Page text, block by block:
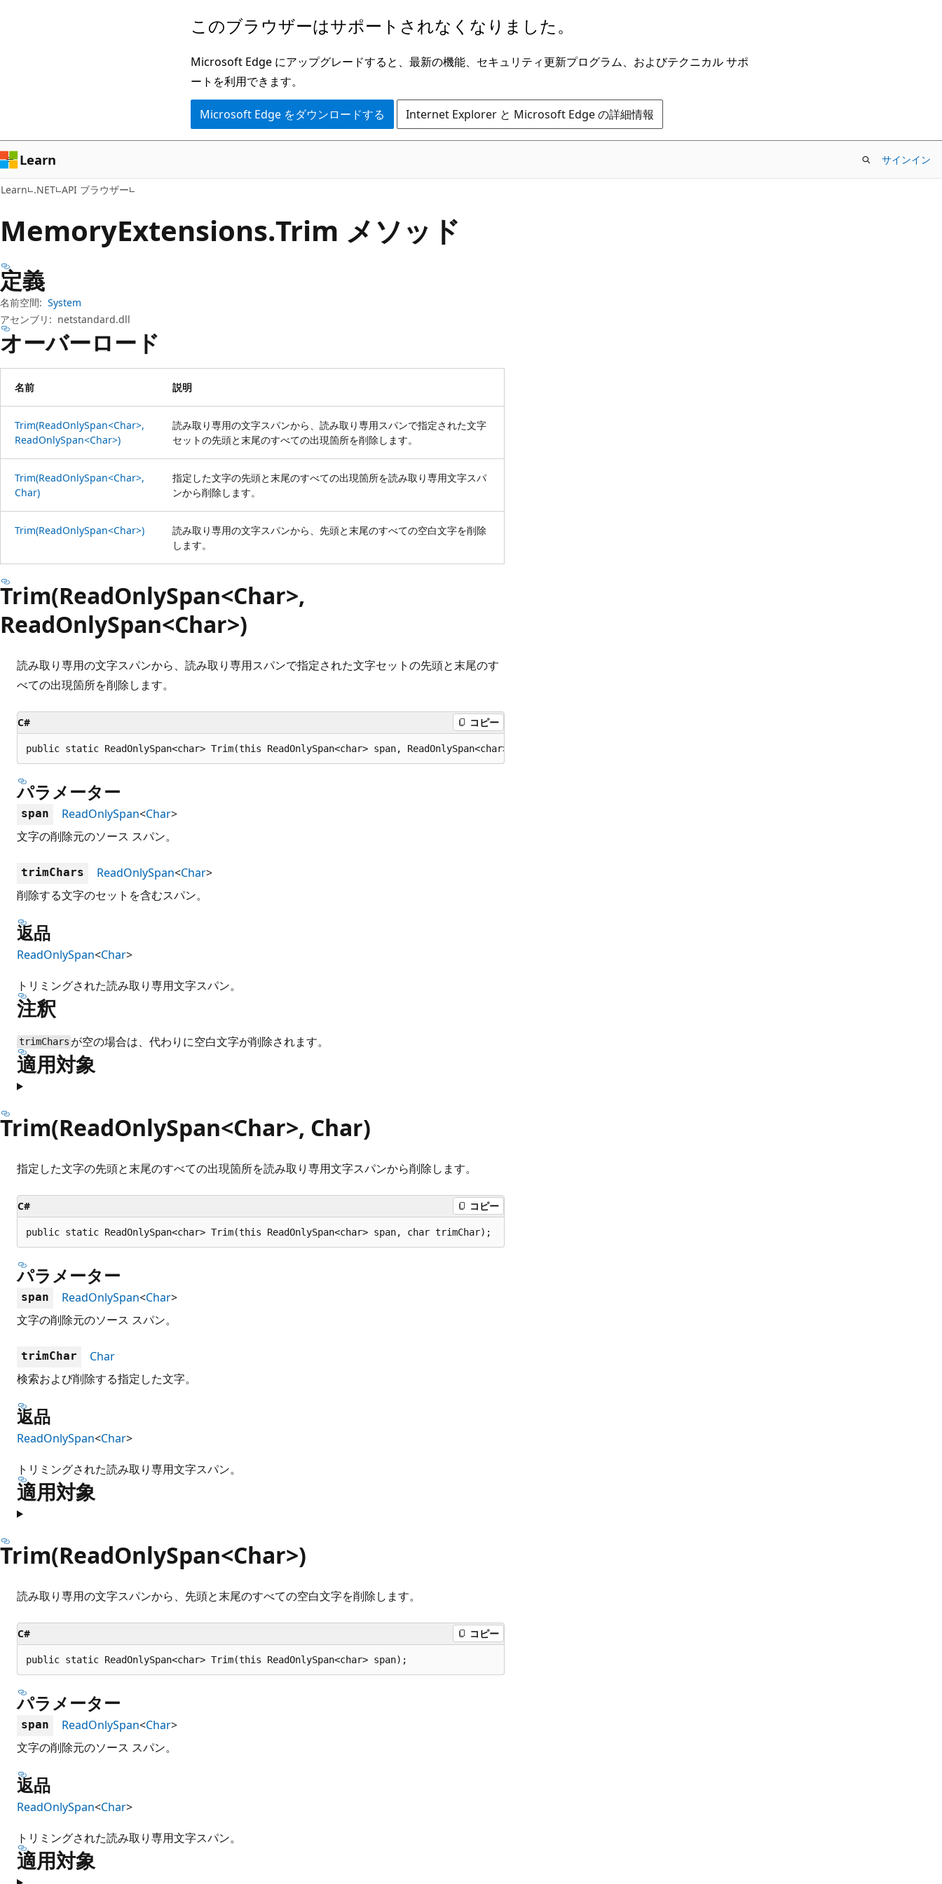
ン
ツ
に
ス
ッ
ゲ
ー
シ
ョ
に
キ
ッ
プ
このブラウザーはサポートされなくなりました。
Microsoft Edge にアップグレードすると、最新の機能、セキュリティ更新プログラム、およびテクニカル サポ
ートを利用できます。
Microsoft Edge をダウンロードする Internet Explorer と Microsoft Edge の詳細情報
Learn サインイン
Learn .NET API ブラウザー
MemoryExtensions.Trim メソッド
定義
名前空間: System
アセンブリ: netstandard.dll
オーバーロード
名前 説明
Trim(ReadOnlySpan<Char>,
ReadOnlySpan<Char>)
読み取り専用の文字スパンから、読み取り専用スパンで指定された文字
セットの先頭と末尾のすべての出現箇所を削除します。
Trim(ReadOnlySpan<Char>,
Char)
指定した文字の先頭と末尾のすべての出現箇所を読み取り専用文字スパ
ンから削除します。
Trim(ReadOnlySpan<Char>)
読み取り専用の文字スパンから、先頭と末尾のすべての空白文字を削除
します。
Trim(ReadOnlySpan<Char>,
ReadOnlySpan<Char>)
読み取り専用の文字スパンから、読み取り専用スパンで指定された文字セットの先頭と末尾のす
べての出現箇所を削除します。
C# コピー
public static ReadOnlySpan<char> Trim(this ReadOnlySpan<char> span, ReadOnlySpan<char> trimChars);
パラメーター
span ReadOnlySpan<Char>
文字の削除元のソース スパン。
trimChars ReadOnlySpan<Char>
削除する文字のセットを含むスパン。
返品
ReadOnlySpan<Char>
トリミングされた読み取り専用文字スパン。
注釈
trimChars が空の場合は、代わりに空白文字が削除されます。
適用対象
Trim(ReadOnlySpan<Char>, Char)
指定した文字の先頭と末尾のすべての出現箇所を読み取り専用文字スパンから削除します。
C# コピー
public static ReadOnlySpan<char> Trim(this ReadOnlySpan<char> span, char trimChar);
パラメーター
span ReadOnlySpan<Char>
文字の削除元のソース スパン。
trimChar
Char
検索および削除する指定した文字。
返品
ReadOnlySpan<Char>
トリミングされた読み取り専用文字スパン。
適用対象
Trim(ReadOnlySpan<Char>)
読み取り専用の文字スパンから、先頭と末尾のすべての空白文字を削除します。
C# コピー
public static ReadOnlySpan<char> Trim(this ReadOnlySpan<char> span);
パラメーター
span ReadOnlySpan<Char>
文字の削除元のソース スパン。
返品
ReadOnlySpan<Char>
トリミングされた読み取り専用文字スパン。
適用対象